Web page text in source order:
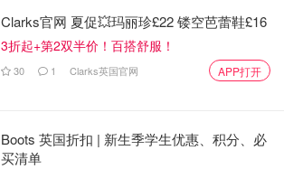
Clarks官网 夏促💥玛丽珍£22 镂空芭蕾鞋£16
3折起+第2双半价！百搭舒服！
30 1 Clarks英国官网 APP打开
Boots 英国折扣 | 新生季学生优惠、积分、必
买清单